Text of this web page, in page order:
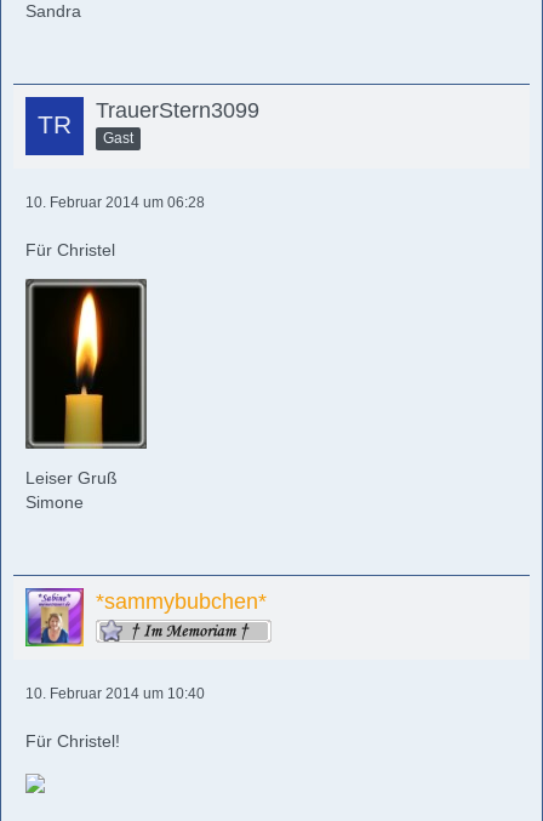
Sandra
TrauerStern3099
Gast
10. Februar 2014 um 06:28
Für Christel
Leiser Gruß
Simone
*sammybubchen*
10. Februar 2014 um 10:40
Für Christel!